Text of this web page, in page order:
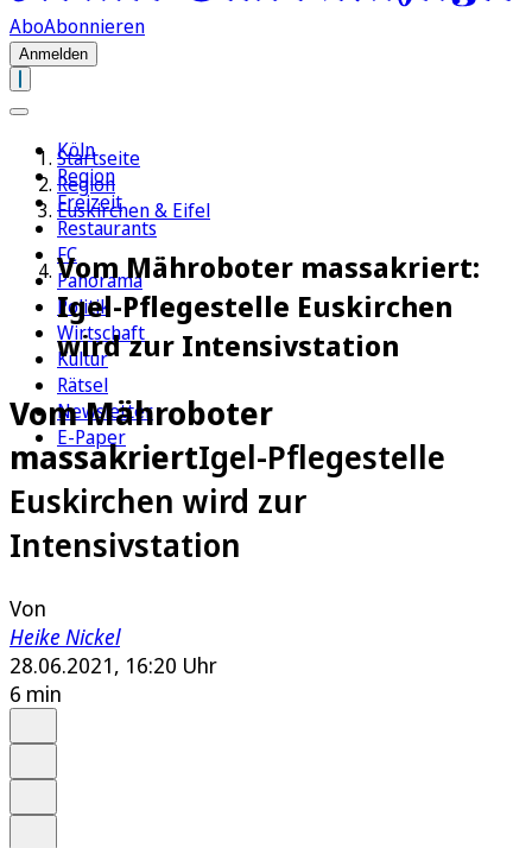
AboAbonnieren
Anmelden
Köln
Region
Freizeit
Restaurants
FC
Panorama
Politik
Wirtschaft
Kultur
Rätsel
Newsletter
E-Paper
Startseite
Region
Euskirchen & Eifel
Vom Mähroboter massakriert:
Igel-Pflegestelle Euskirchen
wird zur Intensivstation
Vom Mähroboter
massakriertIgel-Pflegestelle
Euskirchen wird zur
Intensivstation
Von
Heike Nickel
28.06.2021, 16:20 Uhr
6 min